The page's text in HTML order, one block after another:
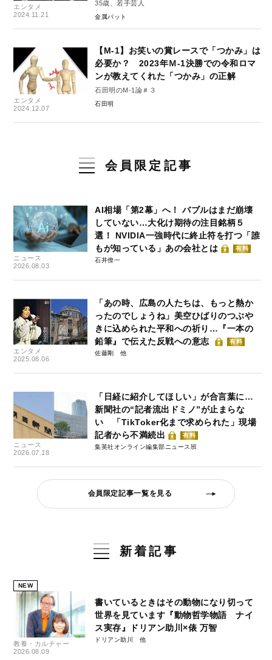
エンタメ
2024.11.21
35歳、若手芸人
金属バット
エンタメ
2024.12.07
【M-1】お笑いの賞レースで「つかみ」は
必要か？ 2023年Ｍ-1決勝での令和ロマ
ンが教えてくれた「つかみ」の正解
石田明のM-1論＃３
石田明
会員限定記事
ニュース
2026.08.03
AI相場「第2幕」へ！ バブルはまだ崩壊
していない…大化け期待の注目銘柄５
選！ NVIDIA一強時代に終止符を打つ「誰
もが知っている」あの会社とは
有料
石井僚一
エンタメ
2025.08.06
「あの時、広島の人たちは、もっと熱か
ったのでしょうね」美空ひばりのつぶや
きに込められた平和への祈り…『一本の
鉛筆』で伝えた反戦への意志
有料
佐藤剛
ニュース
2026.07.18
「日経に紹介してほしい」が合言葉に…
新聞社の“記者流出ドミノ”が止まらな
い 「TikToker化まで求められた」現場
記者から不満続出
有料
集英社オンライン編集部ニュース班
会員限定記事一覧を見る
新着記事
NEW
教養・カルチャー
2026.08.09
書いているときはその動物になり切って
世界を見ています『動物哲学物語 ナイ
ス実存』ドリアン助川×俵 万智
ドリアン助川